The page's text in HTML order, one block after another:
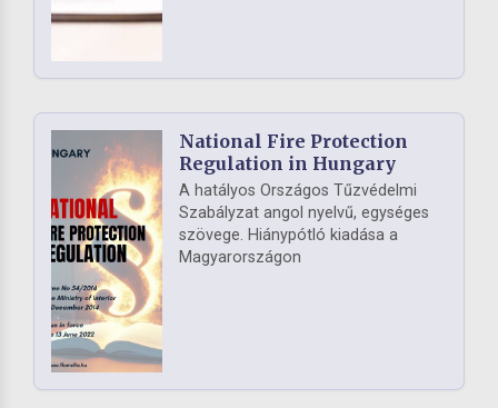
National Fire Protection
Regulation in Hungary
A hatályos Országos Tűzvédelmi
Szabályzat angol nyelvű, egységes
szövege. Hiánypótló kiadása a
Magyarországon